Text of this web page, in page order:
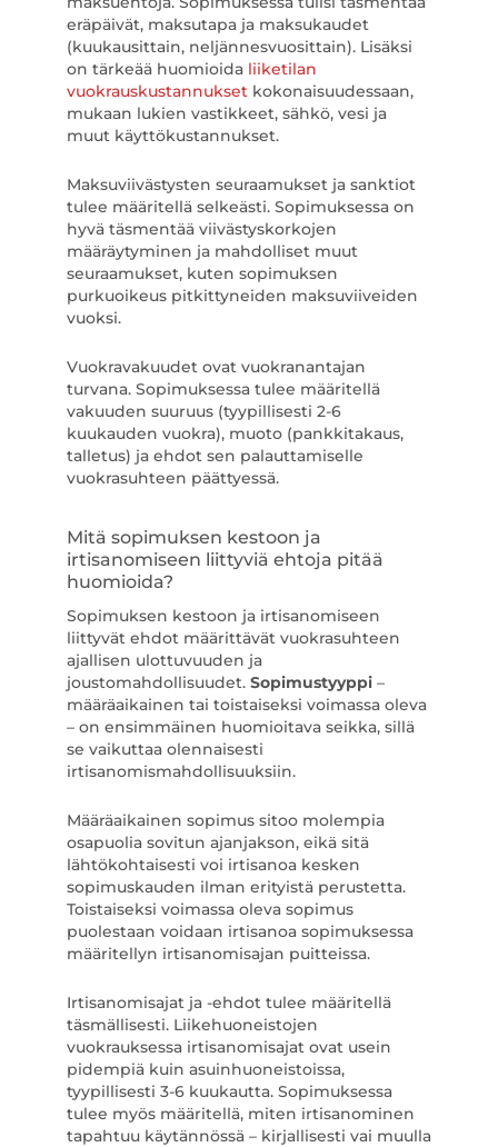
eräpäivät, maksutapa ja maksukaudet
(kuukausittain, neljännesvuosittain). Lisäksi
on tärkeää huomioida liiketilan
vuokrauskustannuksetkokonaisuudessaan,
mukaan lukien vastikkeet, sähkö, vesi ja
muut käyttökustannukset.
Maksuviivästysten seuraamukset ja sanktiot
tulee määritellä selkeästi. Sopimuksessa on
hyvä täsmentää viivästyskorkojen
määräytyminen ja mahdolliset muut
seuraamukset, kuten sopimuksen
purkuoikeus pitkittyneiden maksuviiveiden
vuoksi.
Vuokravakuudet ovat vuokranantajan
turvana. Sopimuksessa tulee määritellä
vakuuden suuruus (tyypillisesti 2-6
kuukauden vuokra), muoto (pankkitakaus,
talletus) ja ehdot sen palauttamiselle
vuokrasuhteen päättyessä.
Mitä sopimuksen kestoon ja
irtisanomiseen liittyviä ehtoja pitää
huomioida?
Sopimuksen kestoon ja irtisanomiseen
liittyvät ehdot määrittävät vuokrasuhteen
ajallisen ulottuvuuden ja
joustomahdollisuudet. Sopimustyyppi–
määräaikainen tai toistaiseksi voimassa oleva
– on ensimmäinen huomioitava seikka, sillä
se vaikuttaa olennaisesti
irtisanomismahdollisuuksiin.
Määräaikainen sopimus sitoo molempia
osapuolia sovitun ajanjakson, eikä sitä
lähtökohtaisesti voi irtisanoa kesken
sopimuskauden ilman erityistä perustetta.
Toistaiseksi voimassa oleva sopimus
puolestaan voidaan irtisanoa sopimuksessa
määritellyn irtisanomisajan puitteissa.
Irtisanomisajat ja -ehdot tulee määritellä
täsmällisesti. Liikehuoneistojen
vuokrauksessa irtisanomisajat ovat usein
pidempiä kuin asuinhuoneistoissa,
tyypillisesti 3-6 kuukautta. Sopimuksessa
tulee myös määritellä, miten irtisanominen
tapahtuu käytännössä – kirjallisesti vai muulla